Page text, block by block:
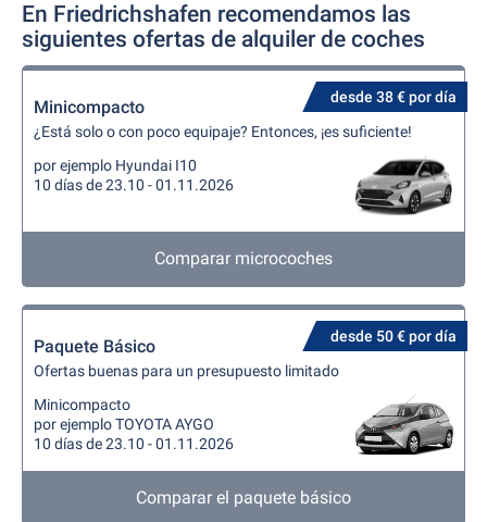
En Friedrichshafen recomendamos las
siguientes ofertas de alquiler de coches
desde 38 € por día
Minicompacto
¿Está solo o con poco equipaje? Entonces, ¡es suficiente!
por ejemplo Hyundai I10
10 días de 23.10 - 01.11.2026
Comparar microcoches
desde 50 € por día
Paquete Básico
Ofertas buenas para un presupuesto limitado
Minicompacto
por ejemplo TOYOTA AYGO
10 días de 23.10 - 01.11.2026
Comparar el paquete básico